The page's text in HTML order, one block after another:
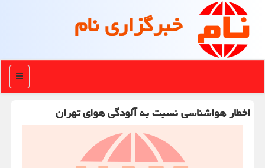
خبرگزاری نام
منو
اخطار هواشناسی نسبت به آلودگی هوای تهران